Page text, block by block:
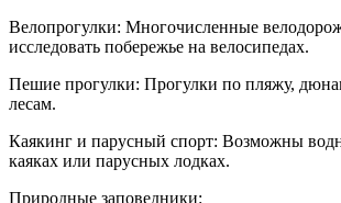
Велопрогулки: Многочисленные
исследовать побережье на велосипедах.
Пешие прогулки: Прогулки по пляжу,
лесам.
Каякинг и парусный спорт: Возможны
каяках или парусных лодках.
Природные заповедники: